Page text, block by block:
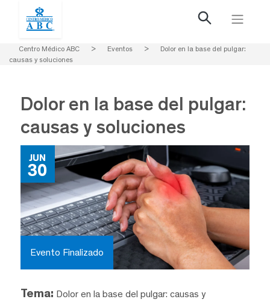
Centro Médico ABC > Eventos >
Dolor en la base del pulgar:
causas y soluciones
Dolor en la base del pulgar:
causas y soluciones
JUN
30
Evento Finalizado
Tema: Dolor en la base del pulgar: causas y